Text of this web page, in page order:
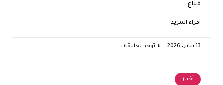
قناع
اقراء المزيد
13 يناير، 2026 لا توجد تعليقات
أخبار